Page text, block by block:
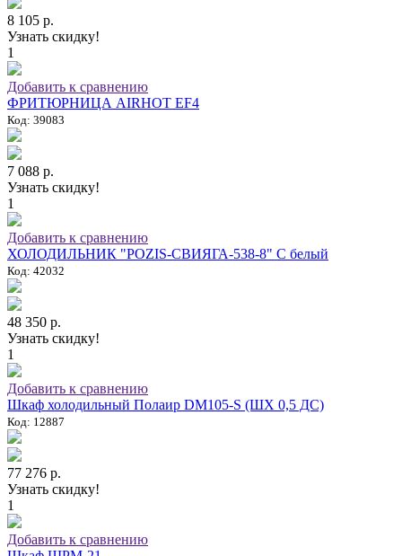
8 105 р.
Узнать скидку!
1
Добавить к сравнению
ФРИТЮРНИЦА AIRHOT EF4
Код: 39083
7 088 р.
Узнать скидку!
1
Добавить к сравнению
ХОЛОДИЛЬНИК "POZIS-СВИЯГА-538-8" C белый
Код: 42032
48 350 р.
Узнать скидку!
1
Добавить к сравнению
Шкаф холодильный Полаир DM105-S (ШХ 0,5 ДС)
Код: 12887
77 276 р.
Узнать скидку!
1
Добавить к сравнению